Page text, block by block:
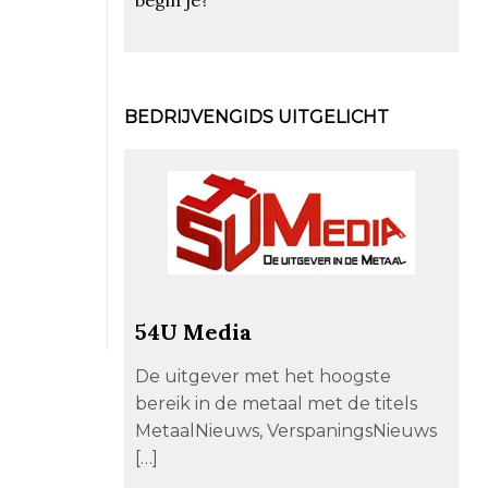
BEDRIJVENGIDS UITGELICHT
54U Media
De uitgever met het hoogste
bereik in de metaal met de titels
MetaalNieuws, VerspaningsNieuws
[…]